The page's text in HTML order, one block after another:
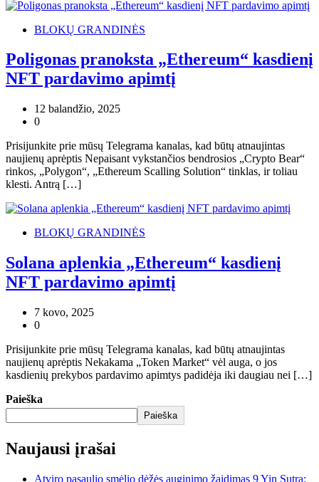
BLOKŲ GRANDINĖS
Poligonas pranoksta „Ethereum“ kasdienį
NFT pardavimo apimtį
12 balandžio, 2025
0
Prisijunkite prie mūsų Telegrama kanalas, kad būtų atnaujintas
naujienų aprėptis Nepaisant vykstančios bendrosios „Crypto Bear“
rinkos, „Polygon“, „Ethereum Scalling Solution“ tinklas, ir toliau
klesti. Antrą […]
BLOKŲ GRANDINĖS
Solana aplenkia „Ethereum“ kasdienį
NFT pardavimo apimtį
7 kovo, 2025
0
Prisijunkite prie mūsų Telegrama kanalas, kad būtų atnaujintas
naujienų aprėptis Nekakama „Token Market“ vėl auga, o jos
kasdienių prekybos pardavimo apimtys padidėja iki daugiau nei […]
Paieška
Paieška
Naujausi įrašai
Atviro pasaulio smėlio dėžės auginimo žaidimas 9 Yin Sutra: